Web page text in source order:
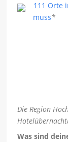
111 Orte
muss*
Die Region
Was sind